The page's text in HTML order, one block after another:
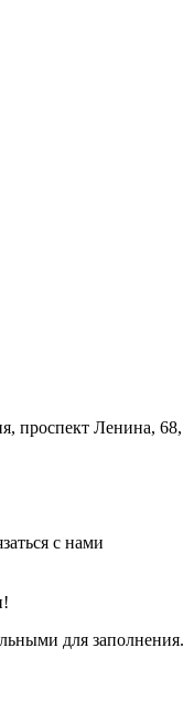
проспект Ленина, 68,
с нами
для заполнения.